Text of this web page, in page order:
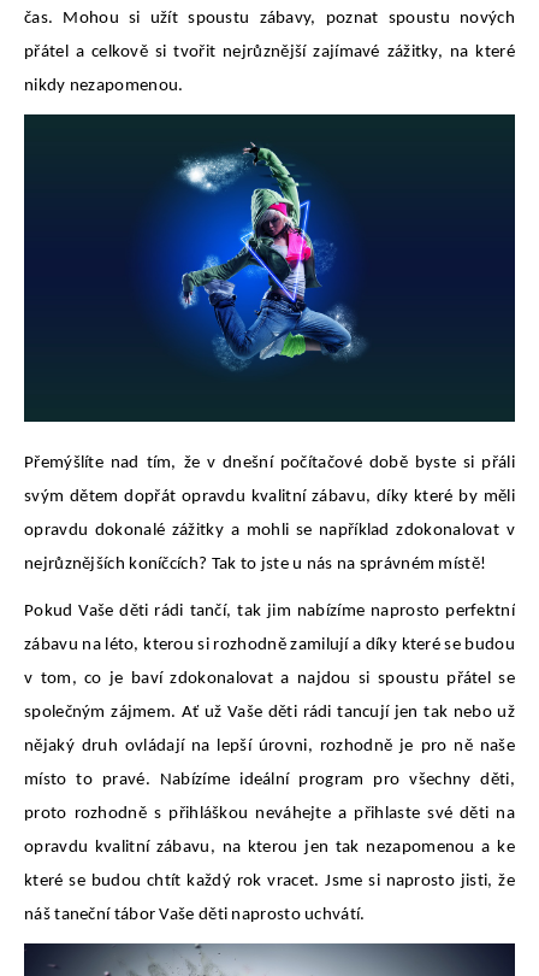
čas. Mohou si užít spoustu zábavy, poznat spoustu nových
přátel a celkově si tvořit nejrůznější zajímavé zážitky, na které
nikdy nezapomenou.
Přemýšlíte nad tím, že v dnešní počítačové době byste si přáli
svým dětem dopřát opravdu kvalitní zábavu, díky které by měli
opravdu dokonalé zážitky a mohli se například zdokonalovat v
nejrůznějších koníčcích? Tak to jste u nás na správném místě!
Pokud Vaše děti rádi tančí, tak jim nabízíme naprosto perfektní
zábavu na léto, kterou si rozhodně zamilují a díky které se budou
v tom, co je baví zdokonalovat a najdou si spoustu přátel se
společným zájmem. Ať už Vaše děti rádi tancují jen tak nebo už
nějaký druh ovládají na lepší úrovni, rozhodně je pro ně naše
místo to pravé. Nabízíme ideální program pro všechny děti,
proto rozhodně s přihláškou neváhejte a přihlaste své děti na
opravdu kvalitní zábavu, na kterou jen tak nezapomenou a ke
které se budou chtít každý rok vracet. Jsme si naprosto jisti, že
náštaneční tábor Vaše děti naprosto uchvátí.